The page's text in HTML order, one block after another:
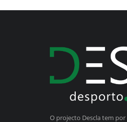
O projecto Descla tem